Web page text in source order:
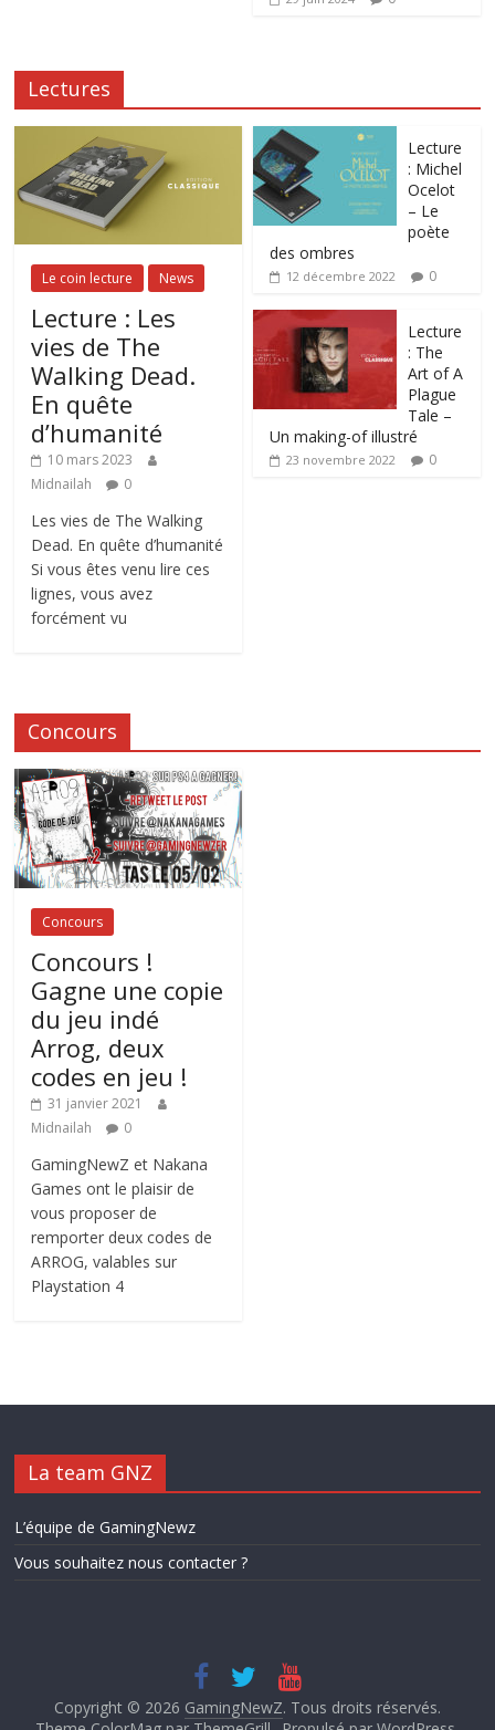
Lectures
Le coin lecture News
Lecture : Les
vies de The
Walking Dead.
En quête
d’humanité
10 mars 2023
Midnailah
0
Les vies de The Walking
Dead. En quête d’humanité
Si vous êtes venu lire ces
lignes, vous avez
forcément vu
Lecture
: Michel
Ocelot
– Le
poète
des ombres
12 décembre 2022 0
Lecture
: The
Art of A
Plague
Tale –
Un making-of illustré
23 novembre 2022 0
Concours
Concours
Concours !
Gagne une copie
du jeu indé
Arrog, deux
codes en jeu !
31 janvier 2021
Midnailah
0
GamingNewZ et Nakana
Games ont le plaisir de
vous proposer de
remporter deux codes de
ARROG, valables sur
Playstation 4
La team GNZ
L’équipe de GamingNewz
Vous souhaitez nous contacter ?
Copyright © 2026 GamingNewZ. Tous droits réservés.